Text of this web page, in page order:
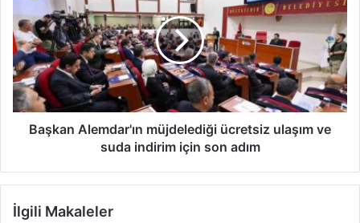
müjdelediği
ücretsiz
ulaşım
ve
suda
indirim
için
sonBaşkan Alemdar'ın müjdelediği ücretsiz ulaşım ve
suda indirim için son adım
İlgili Makaleler